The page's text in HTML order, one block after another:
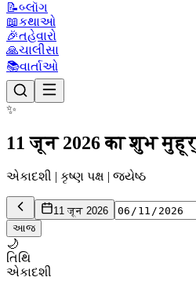
📝બ્લૉગ
📖કથાઓ
🎉તહેવારો
🙏ચાલીસા
📚વાર્તાઓ
✨
11 जून 2026 का शुभ
એકાદશી | કૃષ્ણ પક્ષ | જ્યેષ્ઠ
11 जून 2026
આજ
🌙
તિથિ
એકાદશી